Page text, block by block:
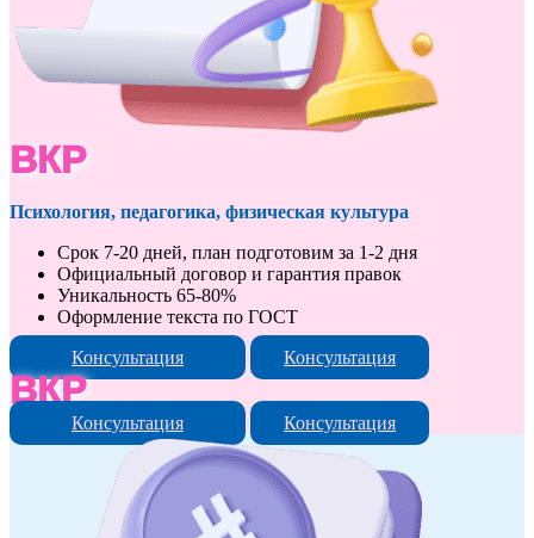
ВКР
Психология, педагогика, физическая культура
Срок 7-20 дней, план подготовим за 1-2 дня
Официальный договор и гарантия правок
Уникальность 65-80%
Оформление текста по ГОСТ
Консультация
Консультация
ВКР
Консультация Консультация